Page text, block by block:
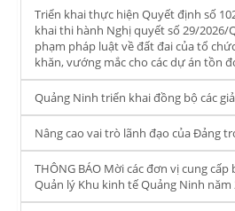
Triển khai thực hiện Quyết định số
khai thi hành Nghị quyết số 29/2026/
phạm pháp luật về đất đai của tổ
khăn, vướng mắc cho các dự án tồn
Quảng Ninh triển khai đồng bộ các
Nâng cao vai trò lãnh đạo của Đảng
THÔNG BÁO Mời các đơn vị cung
Quản lý Khu kinh tế Quảng Ninh năm